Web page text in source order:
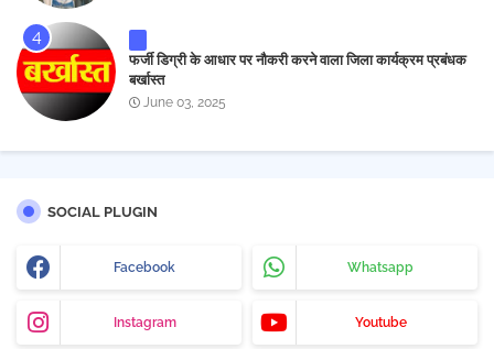
फर्जी डिग्री के आधार पर नौकरी करने वाला जिला कार्यक्रम प्रबंधक
बर्खास्त
June 03, 2025
SOCIAL PLUGIN
Facebook Whatsapp
Instagram Youtube